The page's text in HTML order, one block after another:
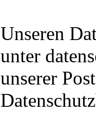
Unseren
unter
unserer